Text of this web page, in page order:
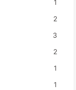
1
2
3
2
1
1